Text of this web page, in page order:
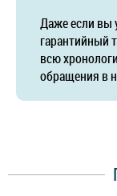
Даже если вы
гарантийный
всю
обращения в